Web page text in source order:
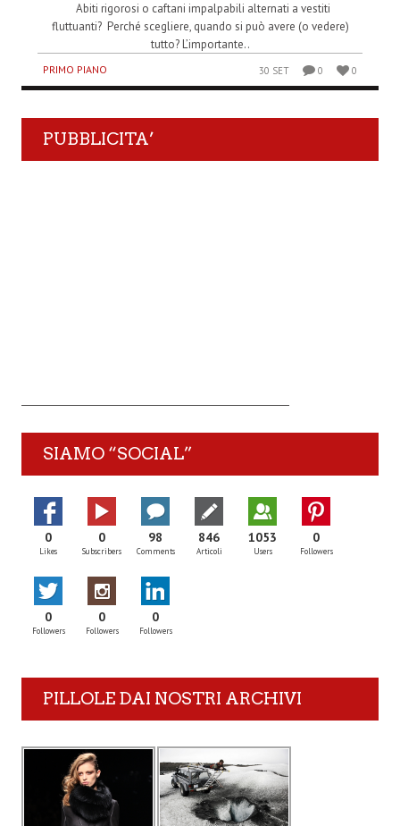
Abiti rigorosi o caftani impalpabili alternati a vestiti
fluttuanti? Perché scegliere, quando si può avere (o vedere)
tutto? L’importante..
PRIMO PIANO 30 SET 0 0
PUBBLICITA’
SIAMO “SOCIAL”
0
Likes
0
Subscribers
98
Comments
846
Articoli
1053
Users
0
Followers
0
Followers
0
Followers
0
Followers
PILLOLE DAI NOSTRI ARCHIVI